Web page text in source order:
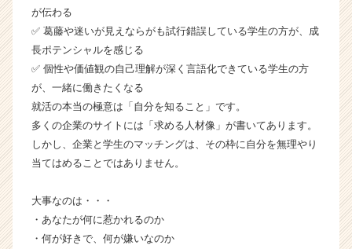
活
イ
ト
チ
ア
キ
ャ
リ
e
e
が伝わる
✅ 葛藤や迷いが見えならがも試行錯誤している学生の方が、成
長ポテンシャルを感じる
✅ 個性や価値観の自己理解が深く言語化できている学生の方
が、一緒に働きたくなる
就活の本当の極意は「自分を知ること」です。
多くの企業のサイトには「求める人材像」が書いてあります。
しかし、企業と学生のマッチングは、その枠に自分を無理やり
当てはめることではありません。
大事なのは・・・
・あなたが何に惹かれるのか
・何が好きで、何が嫌いなのか